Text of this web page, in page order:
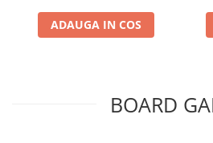
Carti singles
Riftbound singles
ADAUGA IN COS
BOARD